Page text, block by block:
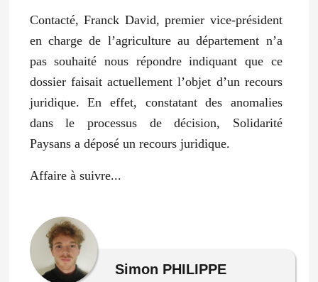
Contacté, Franck David, premier vice-président
en charge de l’agriculture au département n’a
pas souhaité nous répondre indiquant que ce
dossier faisait actuellement l’objet d’un recours
juridique. En effet, constatant des anomalies
dans le processus de décision, Solidarité
Paysans a déposé un recours juridique.
Affaire à suivre...
Simon PHILIPPE